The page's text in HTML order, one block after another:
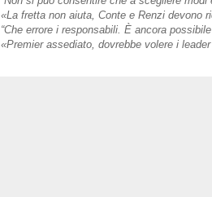
Leyen.
Giusto
Conte
all’Ue»
«La fretta non aiuta, Conte e Renzi devono
“Che errore i responsabili. È ancora
«Premier assediato, dovrebbe volere i